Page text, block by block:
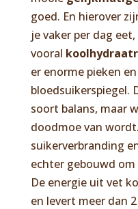
goed. En hierover
je vaker per dag
vooral
er enorme pieken
bloedsuikerspiegel.
soort balans, maar
doodmoe van
suikerverbranding
echter gebouwd om
De energie uit vet
en levert meer dan